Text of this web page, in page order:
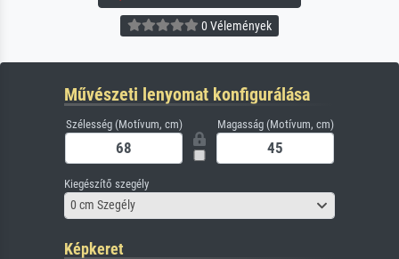
0 Vélemények
Művészeti lenyomat konfigurálása
Szélesség (Motívum, cm) Magasság (Motívum, cm)
Kiegészítő szegély
0 cm Szegély
Képkeret